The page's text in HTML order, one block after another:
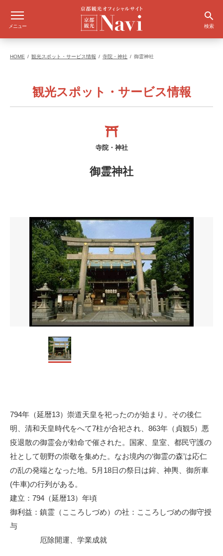
メニュー 検索
HOME 観光スポット・サービス情報 寺院・神社 御霊神社
観光スポット・サービス情報
寺院・神社
御霊神社
794年（延暦13）崇道天皇を祀ったのが始まり。その後仁
明、清和天皇時代をへて7柱が合祀され、863年（貞観5）悪
疫退散の御霊会が勅命で催された。国家、皇室、都民守護の
社として朝野の崇敬を集めた。なお境内の‘御霊の森’は応仁
の乱の発端となった地。5月18日の祭日は鉾、神輿、御所車
(牛車)の行列がある。
建立：794（延暦13）年頃
御利益：鎮霊（こころしづめ）の社：こころしづめの御守授
与
厄除開運、学業成就